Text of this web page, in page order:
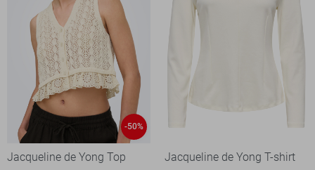
-50%
Jacqueline de Yong Top
Jacqueline de Yong T-shirt